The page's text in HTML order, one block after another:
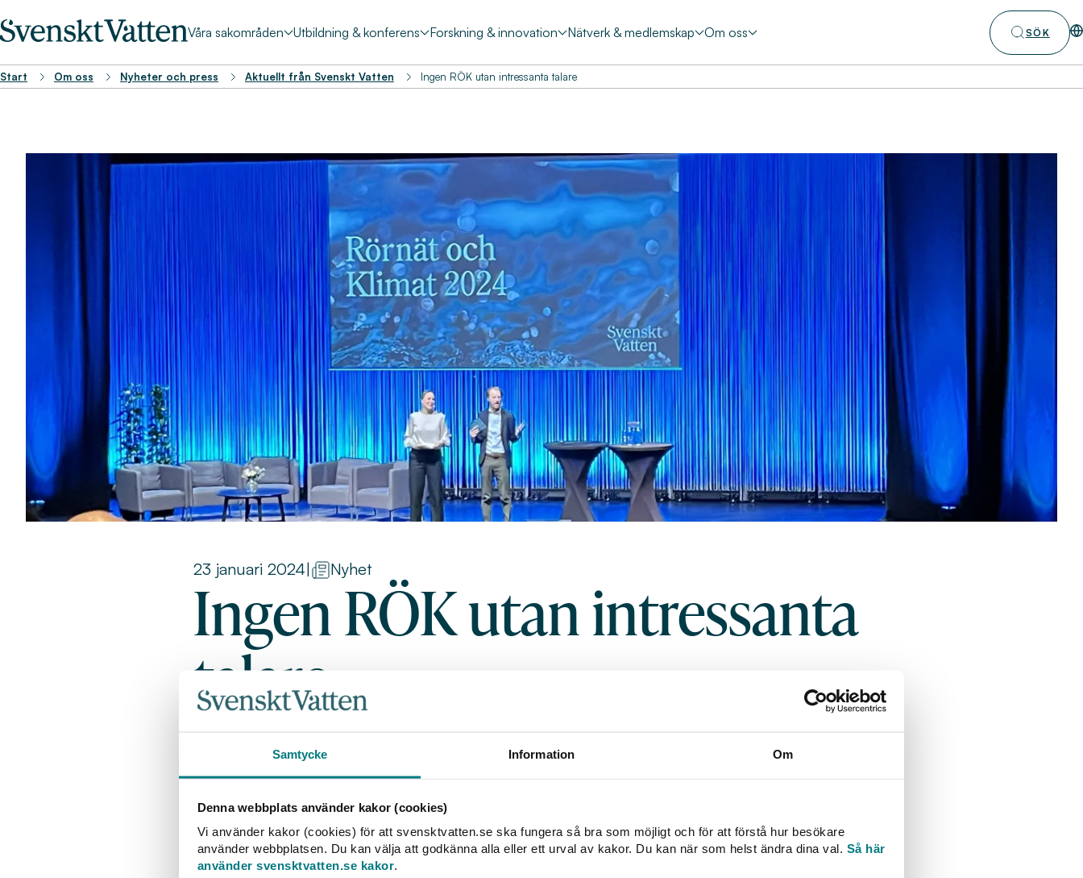
Samtycke Information Om
Denna webbplats använder kakor (cookies)
Vi använder kakor (cookies) för att svensktvatten.se ska fungera så bra som möjligt och för att förstå hur besökare
använder webbplatsen. Du kan välja att godkänna alla eller ett urval av kakor. Du kan när som helst ändra dina val. Så här
använder svensktvatten.se kakor.
Våra sakområden Utbildning & konferens Forskning & innovation Nätverk & medlemskap Om oss SÖK
Start Om oss Nyheter och press Aktuellt från Svenskt Vatten Ingen RÖK utan intressanta talare
23 januari 2024| Nyhet
Ingen RÖK utan intressanta
talare
Programmet till årets RÖK håller på att fyllas för fullt. Här berättar fyra av talarna
inom digitalisering och klimatanpassning om varför du ska lyssna på just deras
programpunkter.
Johanna Blomberg är VA-chef på Nacka vatten och avfall. Som en av talarna på temat
digitalisering berättar hon om Nackas förändringsresa mot smartare vattenmätning. På mindre än
två år byts 13 000 vattenmätare ut genom en totallösning.
– Att byta till digitala vattenmätare är ett projekt som handlar om lika delar IT,